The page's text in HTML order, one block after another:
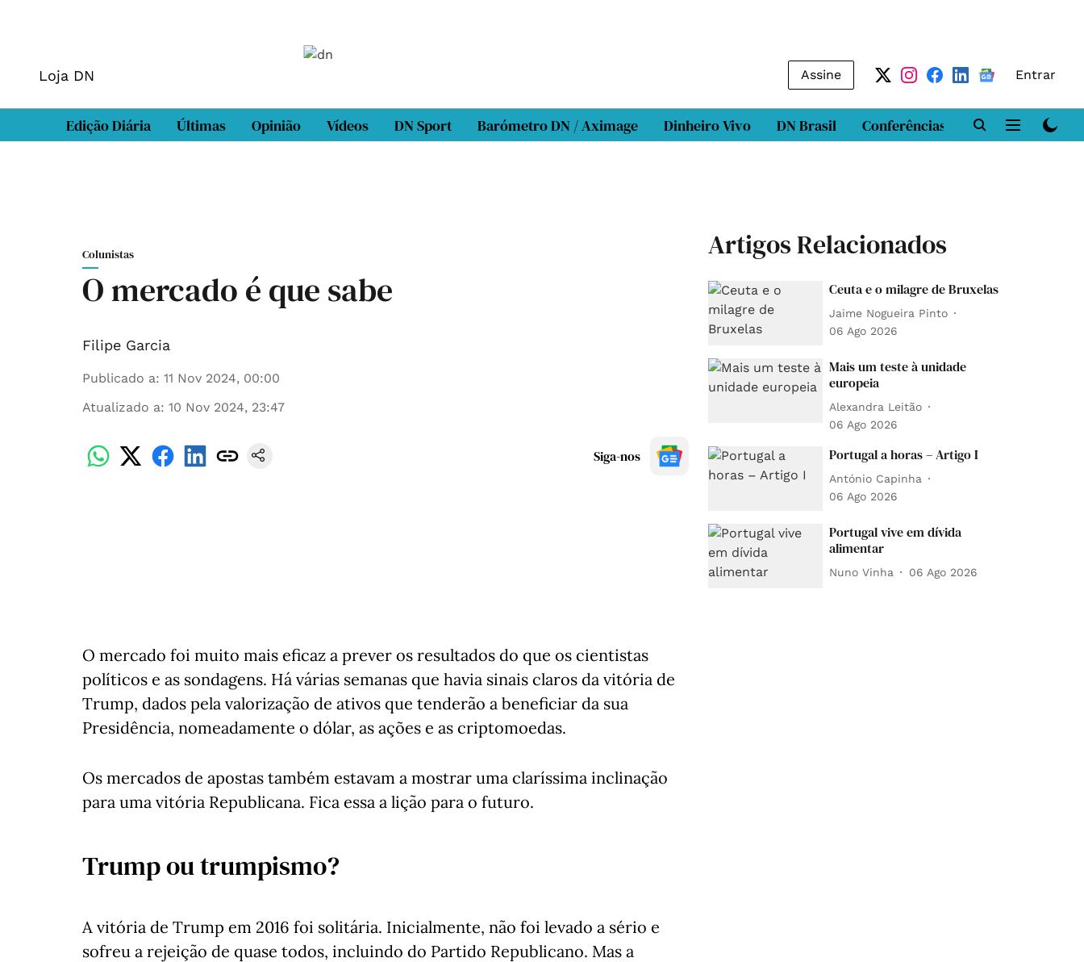
Loja DN Assine Entrar
Edição Diária Últimas Opinião Vídeos DN Sport Barómetro DN / Aximage Dinheiro Vivo DN Brasil Conferências DN LAB
Colunistas
O mercado é que sabe
Filipe Garcia
Publicado a: 11 Nov 2024, 00:00
Atualizado a: 10 Nov 2024, 23:47
Siga-nos
O mercado foi muito mais eficaz a prever os resultados do que os cientistas
políticos e as sondagens. Há várias semanas que havia sinais claros da vitória de
Trump, dados pela valorização de ativos que tenderão a beneficiar da sua
Presidência, nomeadamente o dólar, as ações e as criptomoedas.
Os mercados de apostas também estavam a mostrar uma claríssima inclinação
para uma vitória Republicana. Fica essa a lição para o futuro.
Trump ou trumpismo?
A vitória de Trump em 2016 foi solitária. Inicialmente, não foi levado a sério e
sofreu a rejeição de quase todos, incluindo do Partido Republicano. Mas a
Artigos Relacionados
Ceuta e o milagre de Bruxelas
Jaime Nogueira Pinto
06 Ago 2026
Mais um teste à unidade
europeia
Alexandra Leitão
06 Ago 2026
Portugal a horas – Artigo I
António Capinha
06 Ago 2026
Portugal vive em dívida
alimentar
Nuno Vinha 06 Ago 2026